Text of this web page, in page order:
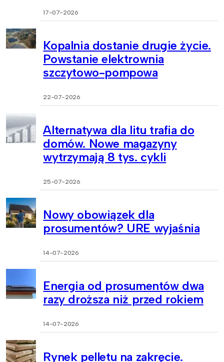
17-07-2026
Kopalnia dostanie drugie życie.
Powstanie elektrownia
szczytowo-pompowa
22-07-2026
Alternatywa dla litu trafia do
domów. Nowe magazyny
wytrzymają 8 tys. cykli
25-07-2026
Nowy obowiązek dla
prosumentów? URE wyjaśnia
14-07-2026
Energia od prosumentów dwa
razy droższa niż przed rokiem
14-07-2026
Rynek pelletu na zakręcie.